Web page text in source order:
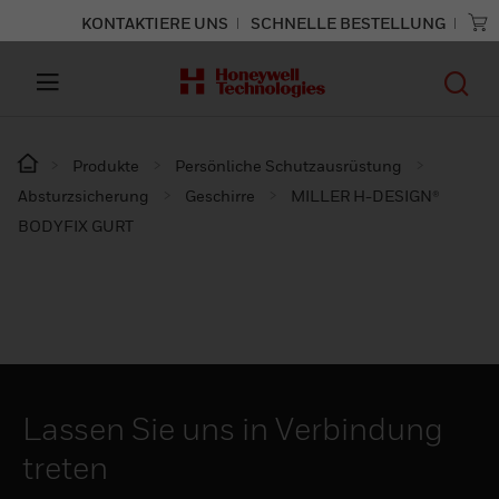
KONTAKTIERE UNS SCHNELLE BESTELLUNG
Produkte
Persönliche Schutzausrüstung
Absturzsicherung
Geschirre
MILLER H-DESIGN®
BODYFIX GURT
Lassen Sie uns in Verbindung
treten